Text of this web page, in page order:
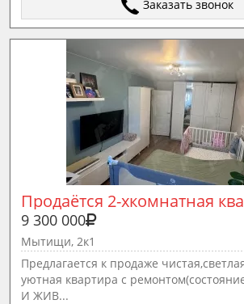
Заказать звонок
Продаётся 2-хкомнатная
9 300 000
Мытищи, 2к1
Предлагается к продаже
уютная квартира с
И ЖИВ...